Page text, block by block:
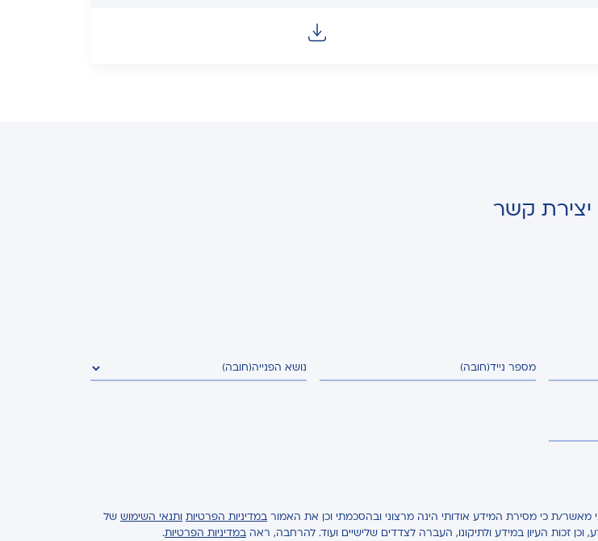
יצירת קשר
מספר נייד(חובה) נושא הפנייה(חובה)
ת כי מסירת המידע אודותי הינה מרצוני ובהסכמתי וכן את האמור במדיניות הפרטיות ותנאי השימוש של
וכן זכות העיון במידע ולתיקונו, העברה לצדדים שלישיים ועוד. להרחבה, ראה במדיניות הפרטיות.